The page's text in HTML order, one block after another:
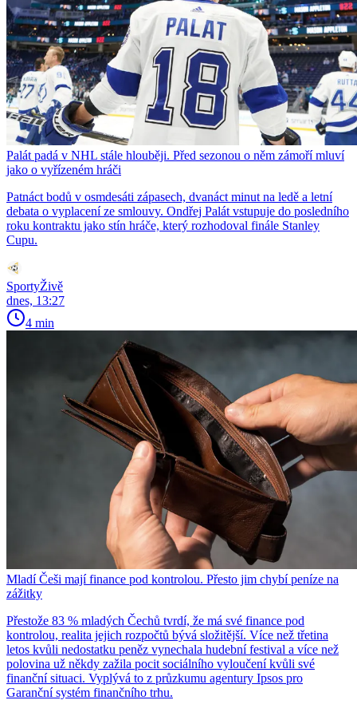
Palát padá v NHL stále hlouběji. Před sezonou o něm zámoří mluví
jako o vyřízeném hráči
Patnáct bodů v osmdesáti zápasech, dvanáct minut na ledě a letní
debata o vyplacení ze smlouvy. Ondřej Palát vstupuje do posledního
roku kontraktu jako stín hráče, který rozhodoval finále Stanley
Cupu.
SportyŽivě
dnes, 13:27
4 min
Mladí Češi mají finance pod kontrolou. Přesto jim chybí peníze na
zážitky
Přestože 83 % mladých Čechů tvrdí, že má své finance pod
kontrolou, realita jejich rozpočtů bývá složitější. Více než třetina
letos kvůli nedostatku peněz vynechala hudební festival a více než
polovina už někdy zažila pocit sociálního vyloučení kvůli své
finanční situaci. Vyplývá to z průzkumu agentury Ipsos pro
Garanční systém finančního trhu.